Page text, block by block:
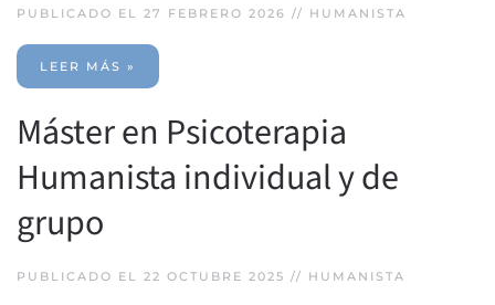
PUBLICADO EL 27 FEBRERO 2026 // HUMANISTA
LEER MÁS »
Máster en Psicoterapia
Humanista individual y de
grupo
PUBLICADO EL 22 OCTUBRE 2025 // HUMANISTA